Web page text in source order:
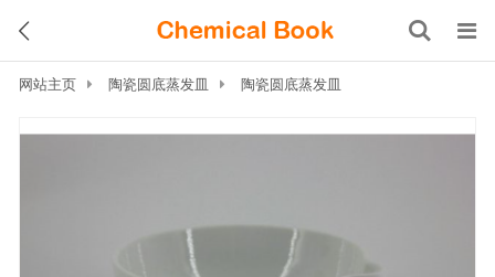
网站主页 陶瓷圆底蒸发皿 陶瓷圆底蒸发皿